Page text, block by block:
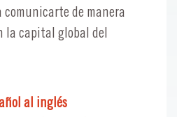
comunicarte de manera
la capital global del
al inglés